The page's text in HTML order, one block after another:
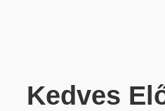
Kedves